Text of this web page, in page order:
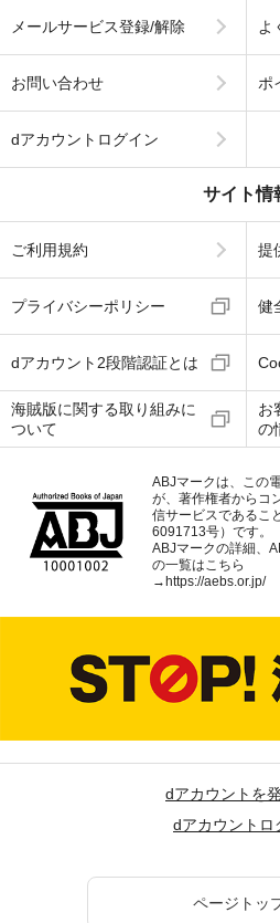
メールサービス登録/解除 よ
お問い合わせ ポ
dアカウントログイン
サイト情
ご利用規約 提
プライバシーポリシー 健
dアカウント2段階認証とは
海賊版に関する取り組みに
ついて
お
の
ABJマークは、この
が、著作権者からコ
信サービスであるこ
6091713号）です。
ABJマークの詳細、
の一覧はこちら
→ https://aebs.or.jp/
dアカウントを
dアカウントロ
ページトッ